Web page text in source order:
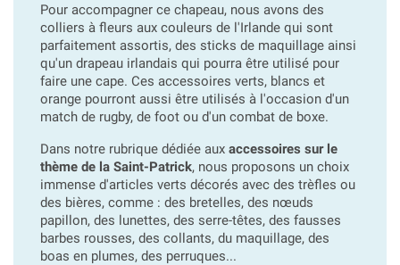
Pour accompagner ce chapeau, nous avons des
colliers à fleurs aux couleurs de l'Irlande qui sont
parfaitement assortis, des sticks de maquillage ainsi
qu'un drapeau irlandais qui pourra être utilisé pour
faire une cape. Ces accessoires verts, blancs et
orange pourront aussi être utilisés à l'occasion d'un
match de rugby, de foot ou d'un combat de boxe.
Dans notre rubrique dédiée aux accessoires sur le
thème de la Saint-Patrick, nous proposons un choix
immense d'articles verts décorés avec des trèfles ou
des bières, comme : des bretelles, des nœuds
papillon, des lunettes, des serre-têtes, des fausses
barbes rousses, des collants, du maquillage, des
boas en plumes, des perruques...